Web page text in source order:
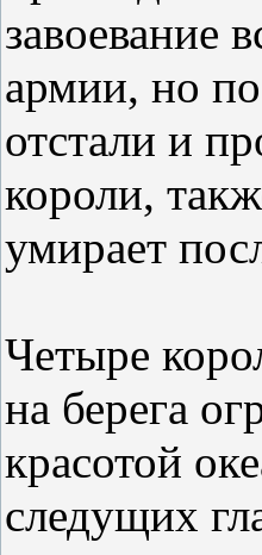
завоевание
армии, но
отстали и
короли,
умирает
Четыре
на берега
красотой
следущих